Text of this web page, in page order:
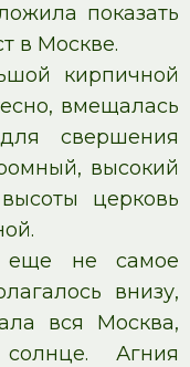
показать
в Москве.
кирпичной
вмещалась
свершения
высокий
церковь
еще не самое
внизу,
вся Москва,
Агния